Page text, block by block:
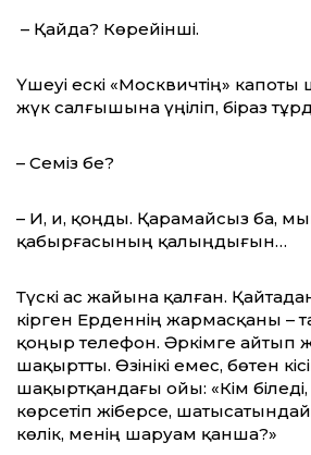
– Қайда? Көрейінші.
Үшеуі ескі «Москвичтің»
жүк салғышына үңіліп, біраз
– Семіз бе?
– Иә, иә, қоңды. Қарамайсыз ба,
қабырғасының қалыңдығын…
Түскі ас жайына қалған.
кірген Ерденнің жармасқаны –
қоңыр телефон. Әркімге айтып
шақыртты. Өзінікі емес, бөтен
шақыртқандағы ойы: «Кім біледі,
көрсетіп жіберсе,
көлік, менің шаруам қанша?»